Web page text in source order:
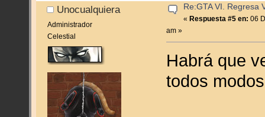
Unocualquiera
Administrador
Celestial
Re:GTA VI. Regresa
« Respuesta #5 en: 06
am »
Habrá que
todos